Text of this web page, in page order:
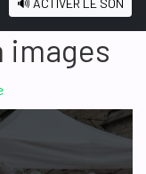
🔊 ACTIVER LE SON
images